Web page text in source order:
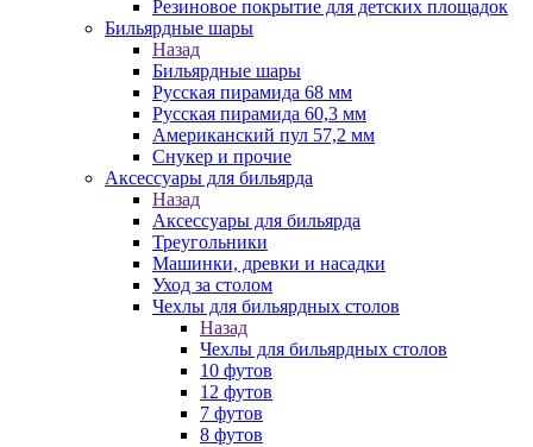
Резиновое покрытие для детских площадок
Бильярдные шары
Назад
Бильярдные шары
Русская пирамида 68 мм
Русская пирамида 60,3 мм
Американский пул 57,2 мм
Снукер и прочие
Аксессуары для бильярда
Назад
Аксессуары для бильярда
Треугольники
Машинки, древки и насадки
Уход за столом
Чехлы для бильярдных столов
Назад
Чехлы для бильярдных столов
10 футов
12 футов
7 футов
8 футов